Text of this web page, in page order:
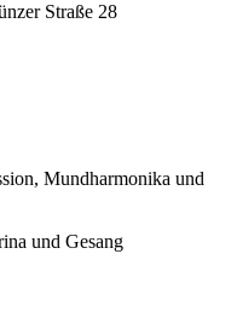
Straße 28
Mundharmonika und
und Gesang